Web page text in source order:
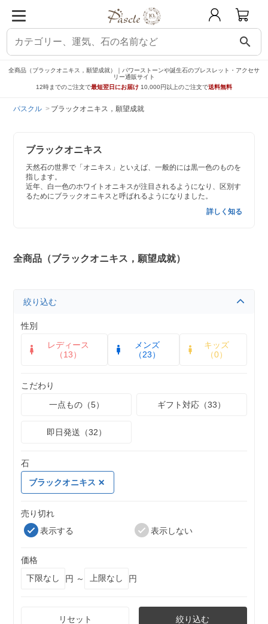
search
全商品（ブラックオニキス，願望成就）｜パワーストーンや誕生石のブレスレット・アクセサ
リー通販サイト
12時までのご注文で最短翌日にお届け 10,000円以上のご注文で送料無料
パスクル ブラックオニキス，願望成就
ブラックオニキス
天然石の世界で「オニキス」といえば、一般的には黒一色のものを
指します。
近年、白一色のホワイトオニキスが注目されるようになり、区別す
るためにブラックオニキスと呼ばれるようになりました。
詳しく知る
全商品（ブラックオニキス，願望成就）
絞り込む
性別
レディース
（13）
メンズ
（23）
キッズ
（0）
こだわり
一点もの（5）
ギフト対応（33）
即日発送（32）
石
ブラックオニキス
売り切れ
表示する
表示しない
価格
円 ～
円
リセット 絞り込む